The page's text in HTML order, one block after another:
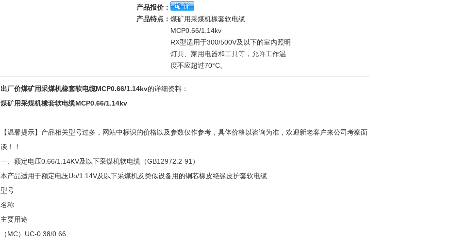
产品报价：
产品特点： 煤矿用采煤机橡套软电缆
MCP0.66/1.14kv
RX型适用于300/500V及以下的室内照明
灯具、家用电器和工具等，允许工作温
度不应超过70°C。
出厂价煤矿用采煤机橡套软电缆MCP0.66/1.14kv的详细资料：
煤矿用采煤机橡套软电缆MCP0.66/1.14kv
【温馨提示】产品相关型号过多，网站中标识的价格以及参数仅作参考，具体价格以咨询为准，欢迎新老客户来公司考察面
谈！！
一、额定电压0.66/1.14KV及以下采煤机软电缆（GB12972.2-91）
本产品适用于额定电压Uo/1.14V及以下采煤机及类似设备用的铜芯橡皮绝缘皮护套软电缆
型号
名称
主要用途
（MC）UC-0.38/0.66